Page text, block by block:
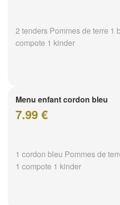
2 tenders Pommes de terre 1
compote 1 kinder
Menu enfant cordon bleu
7.99 €
1 cordon bleu Pommes de
1 compote 1 kinder